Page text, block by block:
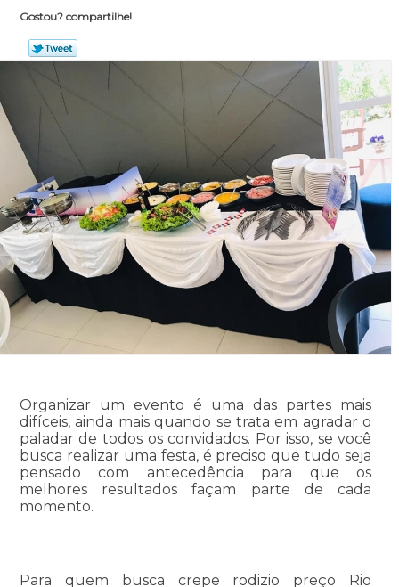
Gostou? compartilhe!
Organizar um evento é uma das partes mais
difíceis, ainda mais quando se trata em agradar o
paladar de todos os convidados. Por isso, se você
busca realizar uma festa, é preciso que tudo seja
pensado com antecedência para que os
melhores resultados façam parte de cada
momento.
Para quem busca crepe rodizio preço Rio